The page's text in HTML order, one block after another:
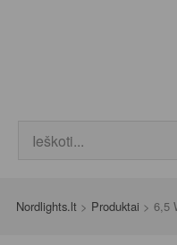
Nordlights.lt > Produktai > 6,5